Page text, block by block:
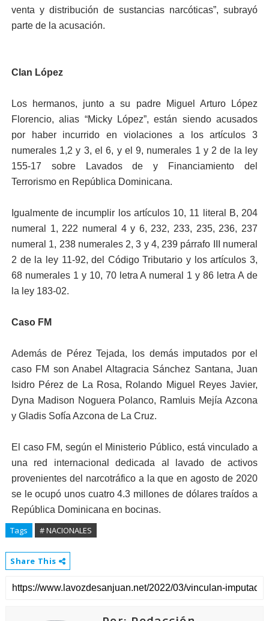
venta y distribución de sustancias narcóticas”, subrayó
parte de la acusación.
Clan López
Los hermanos, junto a su padre Miguel Arturo López
Florencio, alias “Micky López”, están siendo acusados
por haber incurrido en violaciones a los artículos 3
numerales 1,2 y 3, el 6, y el 9, numerales 1 y 2 de la ley
155-17 sobre Lavados de y Financiamiento del
Terrorismo en República Dominicana.
Igualmente de incumplir los artículos 10, 11 literal B, 204
numeral 1, 222 numeral 4 y 6, 232, 233, 235, 236, 237
numeral 1, 238 numerales 2, 3 y 4, 239 párrafo III numeral
2 de la ley 11-92, del Código Tributario y los artículos 3,
68 numerales 1 y 10, 70 letra A numeral 1 y 86 letra A de
la ley 183-02.
Caso FM
Además de Pérez Tejada, los demás imputados por el
caso FM son Anabel Altagracia Sánchez Santana, Juan
Isidro Pérez de La Rosa, Rolando Miguel Reyes Javier,
Dyna Madison Noguera Polanco, Ramluis Mejía Azcona
y Gladis Sofía Azcona de La Cruz.
El caso FM, según el Ministerio Público, está vinculado a
una red internacional dedicada al lavado de activos
provenientes del narcotráfico a la que en agosto de 2020
se le ocupó unos cuatro 4.3 millones de dólares traídos a
República Dominicana en bocinas.
Tags # NACIONALES
Share This